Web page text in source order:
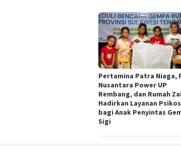
Pertamina Patra Niaga,
Nusantara Power UP
Rembang, dan Rumah
Hadirkan Layanan
bagi Anak Penyintas
Sigi